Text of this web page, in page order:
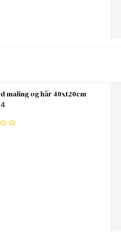
maling og hår 40x120cm